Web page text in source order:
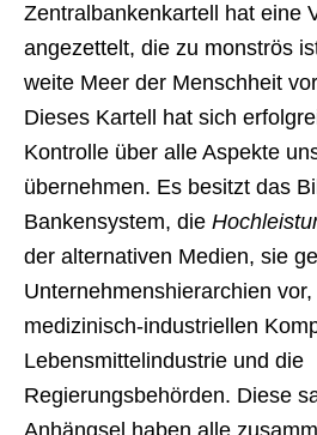
Zentralbankenkartell hat eine
angezettelt, die zu monströs
weite Meer der Menschheit
Dieses Kartell hat sich
Kontrolle über alle Aspekte
übernehmen. Es besitzt das
Bankensystem, die
der alternativen Medien, sie
Unternehmenshierarchien
medizinisch-industriellen
Lebensmittelindustrie und die
Regierungsbehörden. Diese